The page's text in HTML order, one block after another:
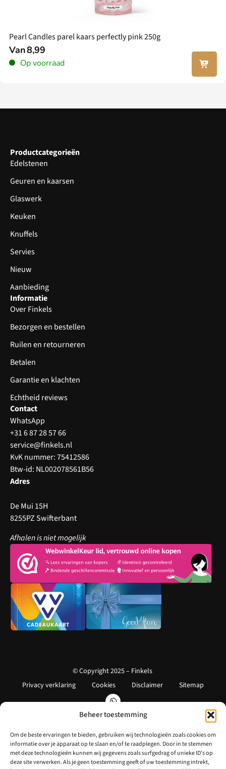
Beheer toestemming
Om de beste ervaringen te bieden, gebruiken wij technologieën zoals cookies om
informatie over je apparaat op te slaan en/of te raadplegen. Door in te stemmen
met deze technologieën kunnen wij gegevens zoals surfgedrag of unieke ID's op
deze site verwerken. Als je geen toestemming geeft of uw toestemming intrekt,
Pearl Candles parel kaars perfectly pink 250g
Van8,99
Op voorraad
In jouw
winkel
Productcategorieën
Edelstenen
Geuren en kaarsen
Glaswerk
Keuken
Knuffels
Servies
Nieuw
Aanbieding
Informatie
Over Finkels
Bezorgen en bestellen
Ruilen en retourneren
Betalen
Garantie en klachten
Echtheid reviews
Contact
WhatsApp
+31 6 87 28 57 66
service@finkels.nl
KvK nummer: 75412586
Btw-id: NL002078561B56
Adres
De Mui 15H
8255PZ Swifterbant
Afhalen is niet mogelijk
© Copyright 2025 – Finkels
Privacy verklaring
Cookies Disclaimer Sitemap